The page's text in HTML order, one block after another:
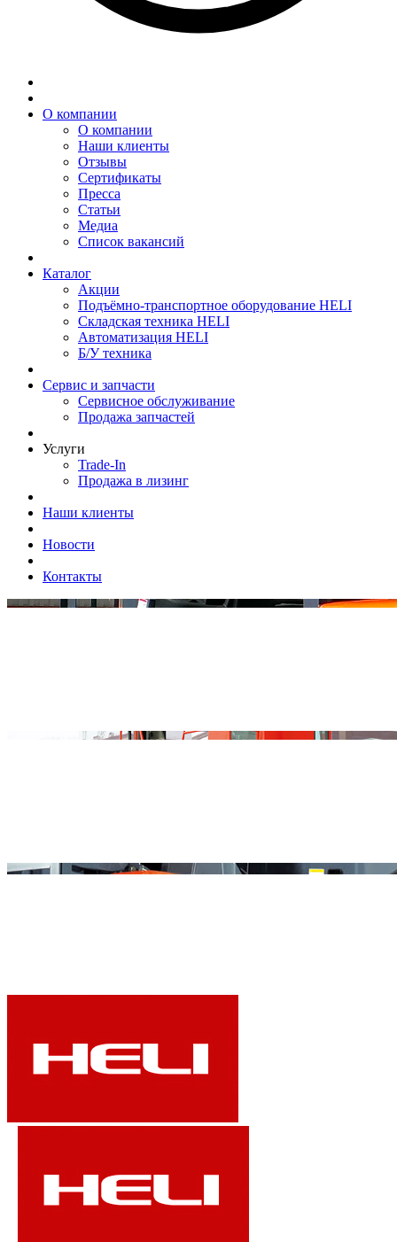
О компании
О компании
Наши клиенты
Отзывы
Сертификаты
Пресса
Статьи
Медиа
Список вакансий
Каталог
Акции
Подъёмно-транспортное оборудование HELI
Складская техника HELI
Автоматизация HELI
Б/У техника
Сервис и запчасти
Сервисное обслуживание
Продажа запчастей
Услуги
Trade-In
Продажа в лизинг
Наши клиенты
Новости
Контакты